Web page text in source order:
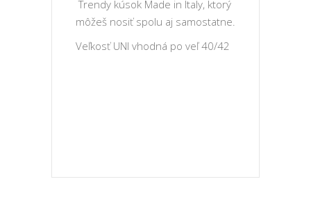
Trendy kúsok Made in Italy, ktorý
môžeš nosiť spolu aj samostatne.
Veľkosť UNI vhodná po veľ 40/42